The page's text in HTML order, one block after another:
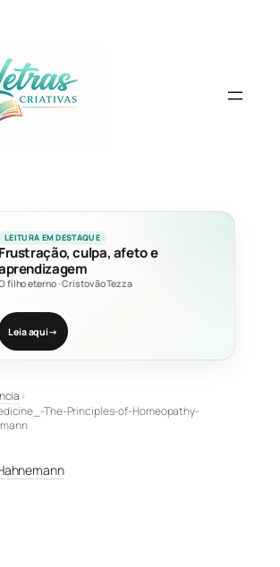
LEITURA EM DESTAQUE
Frustração, culpa, afeto e
filho eterno·Cristovão Tezza
Leia aqui→
›
The-Principles-of-Homeopathy-